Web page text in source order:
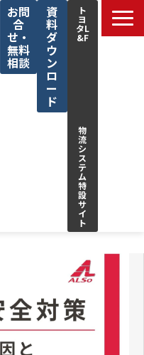
お問
合
せ・
無料
相談
資
料
ダ
ウ
ン
ロ
ー
ド
ト
ヨ
タL
&F
物
流
シ
ス
テ
ム
特
設
サ
イ
ト
題
例
報